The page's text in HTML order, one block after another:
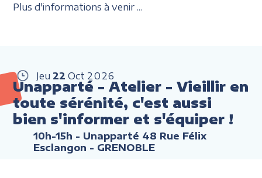
Plus d'informations à venir ...
Jeu 22 Oct 2026
Unapparté - Atelier - Vieillir en
toute sérénité, c'est aussi
bien s'informer et s'équiper !
10h-15h - Unapparté 48 Rue Félix
Esclangon - GRENOBLE